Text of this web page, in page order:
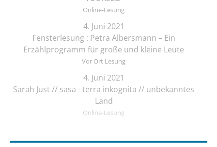
Online-Lesung
4. Juni 2021
Fensterlesung : Petra Albersmann – Ein
Erzählprogramm für große und kleine Leute
Vor Ort Lesung
4. Juni 2021
Sarah Just // sasa - terra inkognita // unbekanntes
Land
Online-Lesung
Viola Livera & Bernhard Schwark - Lichtperlen &